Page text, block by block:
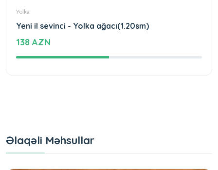
Yolka
Yeni il sevinci - Yolka ağacı(1.20sm)
138 AZN
Əlaqəli Məhsullar